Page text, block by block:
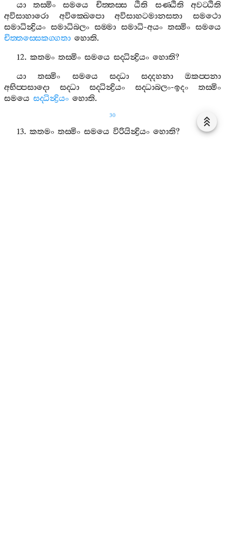
යා
තස‍්මිං සමයෙ චිත‍්තස‍්ස ඨිති සණ‍්ඨිති
අවට‍්ඨිති
අවිසාහාරො
අවික‍්ඛෙපො අවිසාහටමානසතා
සමථො
සමාධින්‍ද්‍රියං සමාධිබලං සම‍්මා සමාධි-අයං තස‍්මිං සමයෙ
චිත‍්තස‍්සෙකග‍්ගතා හොති.
12. කතමං තස‍්මිං සමයෙ සද‍්ධින්‍ද්‍රියං හොති?
යා
තස‍්මිං සමයෙ සද‍්ධා සද‍්දහනා
ඔකප‍්පනා
අභිප‍්පසාදො
සද‍්ධා සද‍්ධින්‍ද්‍රියං සද‍්ධාබලං-ඉදං
තස‍්මිං
සමයෙ සද‍්ධින්‍ද්‍රියං හොති.
30
13. කතමං තස‍්මිං සමයෙ විරියින්‍ද්‍රියං හොති?